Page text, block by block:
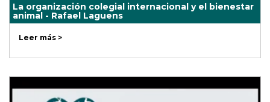
La organización colegial internacional y el bienestar
animal - Rafael Laguens
Leer más >